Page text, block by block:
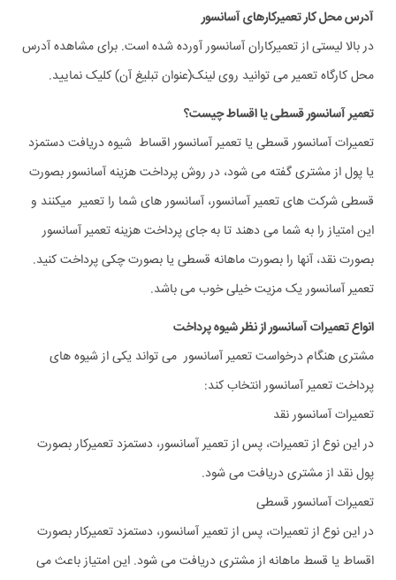
آدرس محل کار تعمیرکارهای آسانسور
در بالا لیستی از تعمیرکاران آسانسور آورده شده است. برای مشاهده آدرس
محل کارگاه تعمیر می توانید روی لینک(عنوان تبلیغ آن) کلیک نمایید.
تعمیر آسانسور قسطی یا اقساط چیست؟
تعمیرات آسانسور قسطی یا تعمیر آسانسور اقساط شیوه دریافت دستمزد
یا پول از مشتری گفته می شود، در روش پرداخت هزینه آسانسور بصورت
قسطی شرکت های تعمیر آسانسور، آسانسور های شما را تعمیر میکنند و
این امتیاز را به شما می دهند تا به جای پرداخت هزینه تعمیر آسانسور
بصورت نقد، آنها را بصورت ماهانه قسطی یا بصورت چکی پرداخت کنید.
تعمیر آسانسور یک مزیت خیلی خوب می باشد.
انواع تعمیرات آسانسور از نظر شیوه پرداخت
مشتری هنگام درخواست تعمیر آسانسور می تواند یکی از شیوه های
پرداخت تعمیر آسانسور انتخاب کند:
تعمیرات آسانسور نقد
در این نوع از تعمیرات، پس از تعمیر آسانسور، دستمزد تعمیرکار بصورت
پول نقد از مشتری دریافت می شود.
تعمیرات آسانسور قسطی
در این نوع از تعمیرات، پس از تعمیر آسانسور، دستمزد تعمیرکار بصورت
اقساط یا قسط ماهانه از مشتری دریافت می شود. این امتیاز باعث می